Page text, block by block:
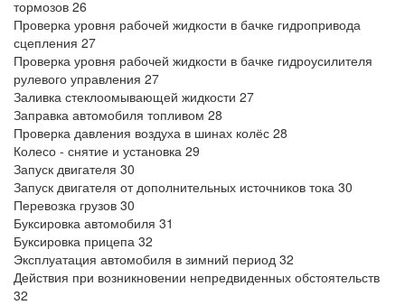
тормозов 26
Проверка уровня рабочей жидкости в бачке гидропривода
сцепления 27
Проверка уровня рабочей жидкости в бачке гидроусилителя
рулевого управления 27
Заливка стеклоомывающей жидкости 27
Заправка автомобиля топливом 28
Проверка давления воздуха в шинах колёс 28
Колесо - снятие и установка 29
Запуск двигателя 30
Запуск двигателя от дополнительных источников тока 30
Перевозка грузов 30
Буксировка автомобиля 31
Буксировка прицепа 32
Эксплуатация автомобиля в зимний период 32
Действия при возникновении непредвиденных обстоятельств
32